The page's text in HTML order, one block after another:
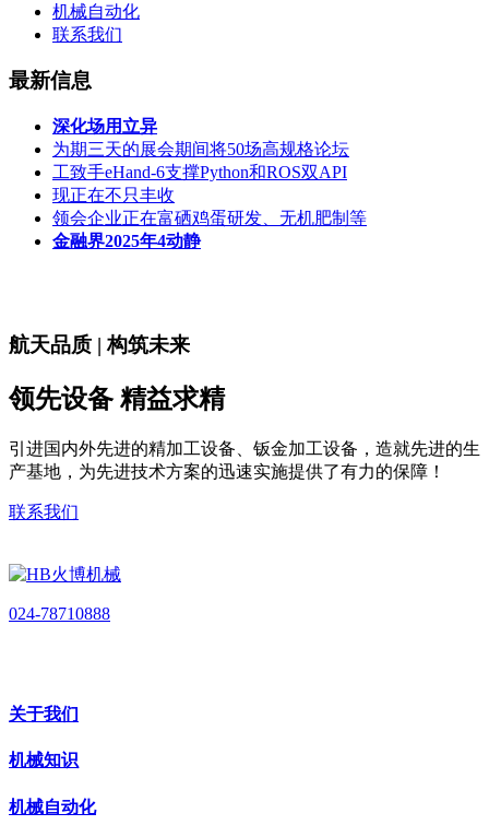
机械自动化
联系我们
最新信息
深化场用立异
为期三天的展会期间将50场高规格论坛
工致手eHand-6支撑Python和ROS双API
现正在不只丰收
领会企业正在富硒鸡蛋研发、无机肥制等
金融界2025年4动静
航天品质 | 构筑未来
领先设备 精益求精
引进国内外先进的精加工设备、钣金加工设备，造就先进的生
产基地，为先进技术方案的迅速实施提供了有力的保障！
联系我们
024-78710888
关于我们
机械知识
机械自动化